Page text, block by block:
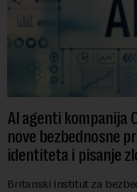
AI agenti kompanija
nove bezbednosne
identiteta i pisanje
Britanski Institut za